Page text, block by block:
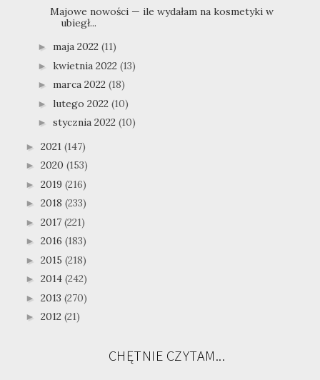
Majowe nowości — ile wydałam na kosmetyki w
ubiegł...
► maja 2022 (11)
► kwietnia 2022 (13)
► marca 2022 (18)
► lutego 2022 (10)
► stycznia 2022 (10)
► 2021 (147)
► 2020 (153)
► 2019 (216)
► 2018 (233)
► 2017 (221)
► 2016 (183)
► 2015 (218)
► 2014 (242)
► 2013 (270)
► 2012 (21)
CHĘTNIE CZYTAM...